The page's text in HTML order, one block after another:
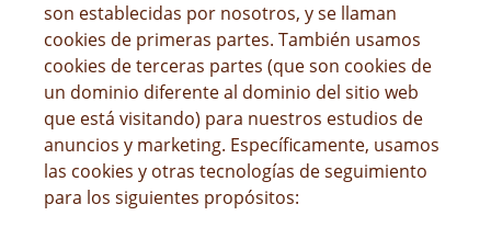
son establecidas por nosotros, y se llaman
cookies de primeras partes. También usamos
cookies de terceras partes (que son cookies de
un dominio diferente al dominio del sitio web
que está visitando) para nuestros estudios de
anuncios y marketing. Específicamente, usamos
las cookies y otras tecnologías de seguimiento
para los siguientes propósitos: